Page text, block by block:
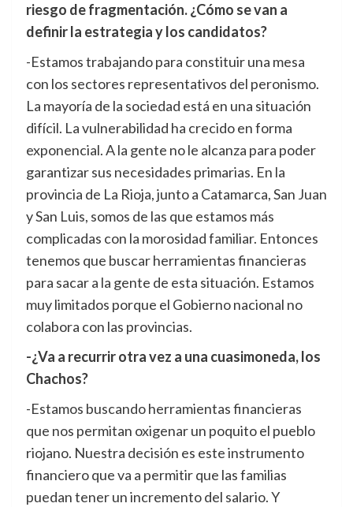
riesgo de fragmentación. ¿Cómo se van a
definir la estrategia y los candidatos?
-Estamos trabajando para constituir una mesa
con los sectores representativos del peronismo.
La mayoría de la sociedad está en una situación
difícil. La vulnerabilidad ha crecido en forma
exponencial. A la gente no le alcanza para poder
garantizar sus necesidades primarias. En la
provincia de La Rioja, junto a Catamarca, San Juan
y San Luis, somos de las que estamos más
complicadas con la morosidad familiar. Entonces
tenemos que buscar herramientas financieras
para sacar a la gente de esta situación. Estamos
muy limitados porque el Gobierno nacional no
colabora con las provincias.
-¿Va a recurrir otra vez a una cuasimoneda, los
Chachos?
-Estamos buscando herramientas financieras
que nos permitan oxigenar un poquito el pueblo
riojano. Nuestra decisión es este instrumento
financiero que va a permitir que las familias
puedan tener un incremento del salario. Y